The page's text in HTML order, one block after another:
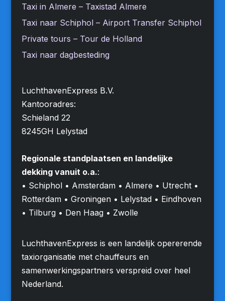
Taxi in Almere – Taxistad Almere
Taxi naar Schiphol – Airport Transfer Schiphol
Private tours – Tour de Holland
Taxi naar dagbesteding
LuchthavenExpress B.V.
Kantooradres:
Schieland 22
8245GH Lelystad
Regionale standplaatsen en landelijke
dekking vanuit o.a.:
• Schiphol • Amsterdam • Almere • Utrecht •
Rotterdam • Groningen • Lelystad • Eindhoven
• Tilburg • Den Haag • Zwolle
LuchthavenExpress is een landelijk opererende
taxiorganisatie met chauffeurs en
samenwerkingspartners verspreid over heel
Nederland.